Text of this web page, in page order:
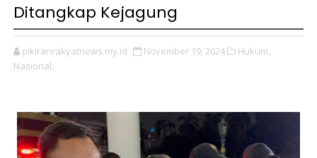
Ditangkap Kejagung
pikiranrakyatnews.my.id November 19, 2024
Hukum,
Nasional,